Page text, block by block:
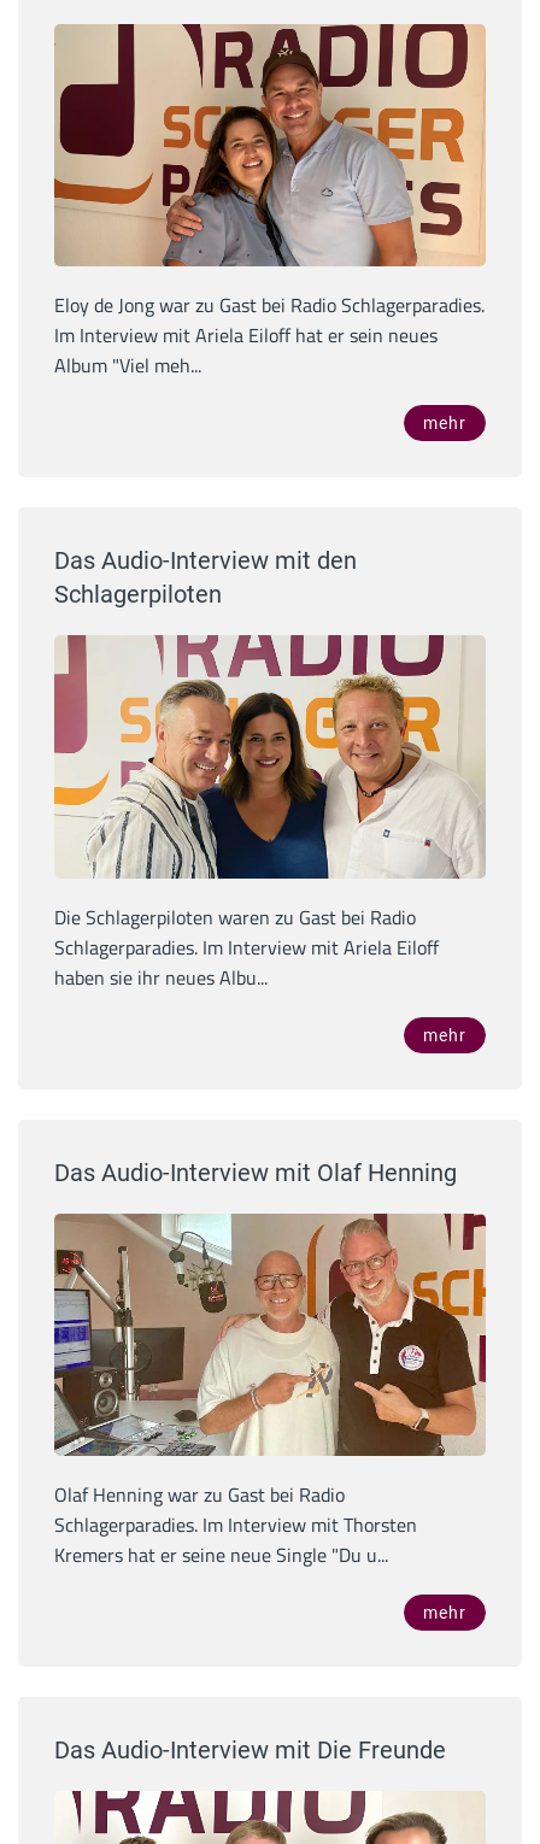
Eloy de Jong war zu Gast bei Radio Schlagerparadies.
Im Interview mit Ariela Eiloff hat er sein neues
Album "Viel meh...
mehr
Das Audio-Interview mit den
Schlagerpiloten
Die Schlagerpiloten waren zu Gast bei Radio
Schlagerparadies. Im Interview mit Ariela Eiloff
haben sie ihr neues Albu...
mehr
Das Audio-Interview mit Olaf Henning
Olaf Henning war zu Gast bei Radio
Schlagerparadies. Im Interview mit Thorsten
Kremers hat er seine neue Single "Du u...
mehr
Das Audio-Interview mit Die Freunde